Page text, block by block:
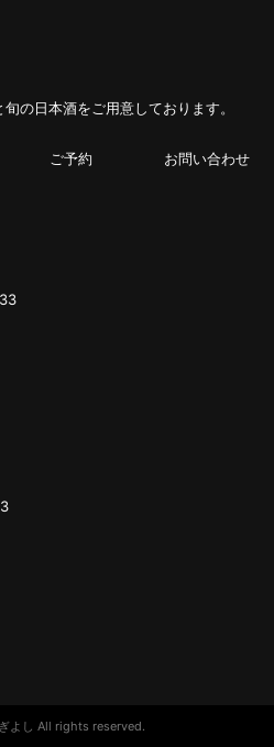
の日本酒をご用意しております。
ご予約 お問い合わせ
よし All rights reserved.